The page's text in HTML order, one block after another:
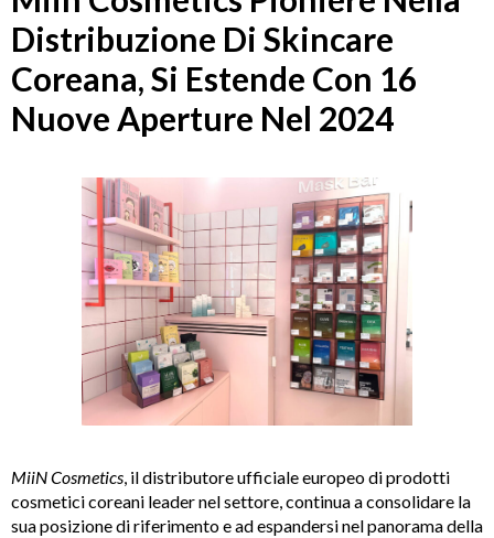
Distribuzione Di Skincare
Coreana, Si Estende Con 16
Nuove Aperture Nel 2024
MiiN Cosmetics , il distributore ufficiale europeo di prodotti
cosmetici coreani leader nel settore, continua a consolidare la
sua posizione di riferimento e ad espandersi nel panorama della